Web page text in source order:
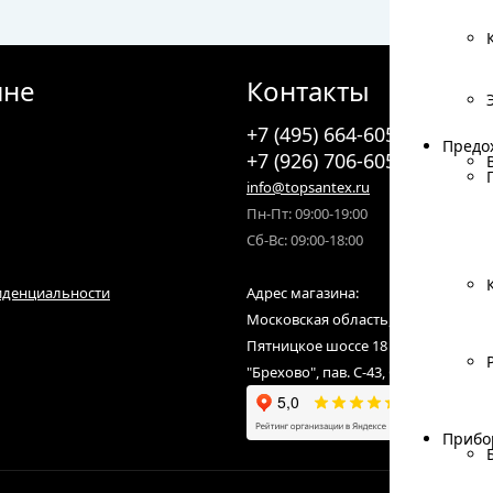
Контакты
+7 (495) 664-6055
+7 (926) 706-6055
info@topsantex.ru
Пн-Пт: 09:00-19:00
Сб-Вс: 09:00-18:00
Адрес магазина:
Московская область, городской
Пятницкое шоссе 18 км от
"Брехово", пав. С-43, С-07